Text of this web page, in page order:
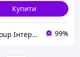
Купити
AksGroup Інтернет-магазин автотоварів aksgroup.com.ua 99%